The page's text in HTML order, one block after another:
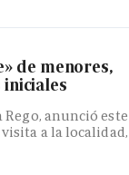
de menores,
anunció este
a la localidad,